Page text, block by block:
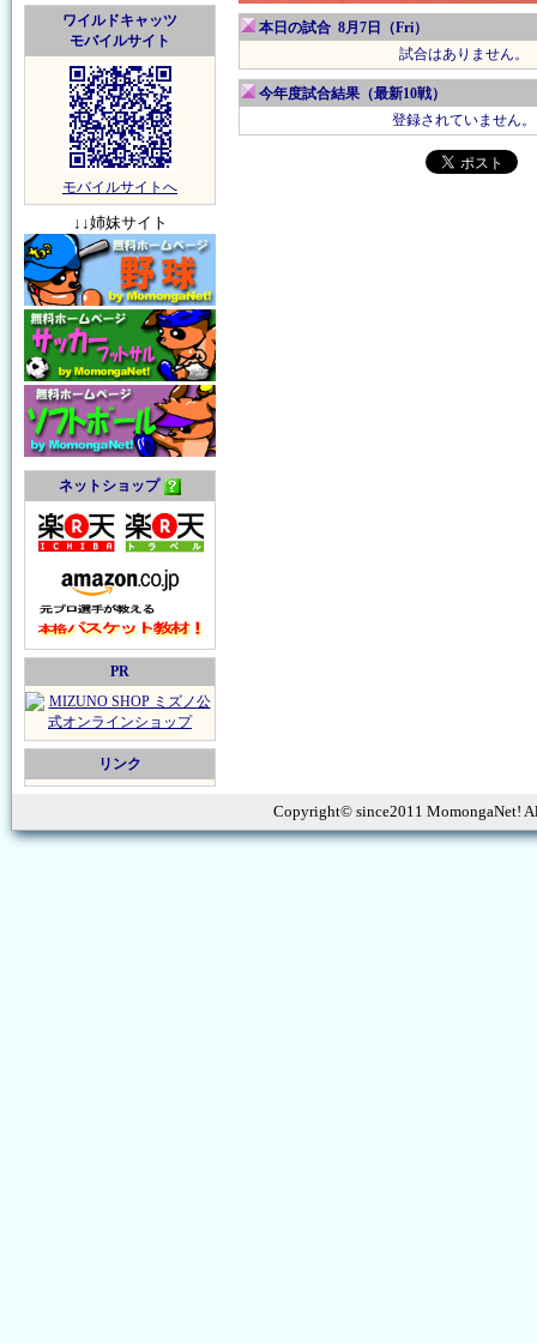
ワイルドキャッツ
モバイルサイト
モバイルサイトへ
↓↓姉妹サイト
ネットショップ
PR
リンク
本日の試合 8月7日（Fri）
試合はありません。
今年度試合結果（最新10戦）
登録されていません。
Copyright© since2011 MomongaNet!